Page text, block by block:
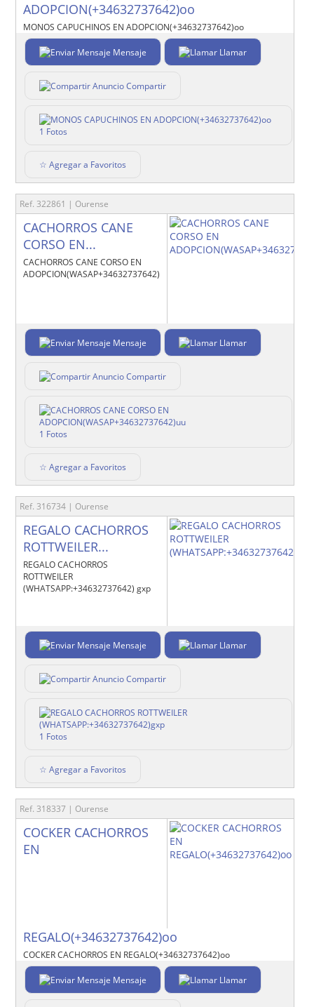
ADOPCION(+34632737642)oo
MONOS CAPUCHINOS EN ADOPCION(+34632737642)oo
Mensaje Llamar
Compartir
1 Fotos
☆ Agregar a Favoritos
Ref. 322861 | Ourense
CACHORROS CANE
CORSO EN...
CACHORROS CANE CORSO EN
ADOPCION(WASAP+34632737642)uu
Mensaje Llamar
Compartir
1 Fotos
☆ Agregar a Favoritos
Ref. 316734 | Ourense
REGALO CACHORROS
ROTTWEILER...
REGALO CACHORROS
ROTTWEILER
(WHATSAPP:+34632737642) gxp
Mensaje Llamar
Compartir
1 Fotos
☆ Agregar a Favoritos
Ref. 318337 | Ourense
COCKER CACHORROS
EN
REGALO(+34632737642)oo
COCKER CACHORROS EN REGALO(+34632737642)oo
Mensaje Llamar